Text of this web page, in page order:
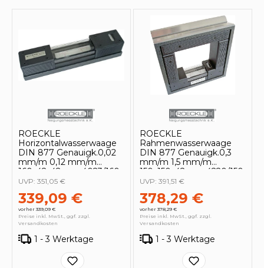
ROECKLE
Horizontalwasserwaage
DIN 877 Genauigk.0,02
mm/m 0,12 mm/m
160x42x42cm - 4023/160
339,09 €
vorher 339,09 €
UVP: 351,05 €
Preise inkl. MwSt., ggf. zzgl.
Versandkosten
1 - 3 Werktage
ROECKLE
Rahmenwasserwaage
DIN 877 Genauigk.0,3
mm/m 1,5 mm/m
150x150x42cm - 4220/150
378,29 €
vorher 378,29 €
UVP: 391,51 €
Preise inkl. MwSt., ggf. zzgl.
Versandkosten
1 - 3 Werktage